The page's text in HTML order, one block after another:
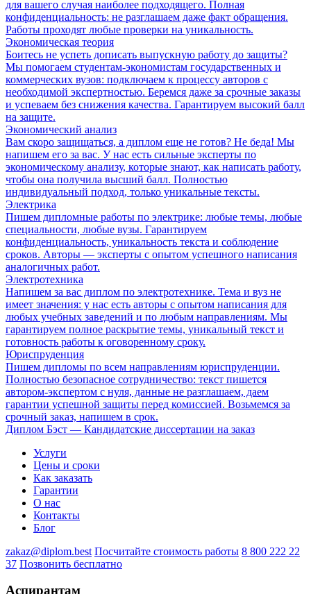
для вашего случая наиболее подходящего. Полная
конфиденциальность: не разглашаем даже факт обращения.
Работы проходят любые проверки на уникальность.
Экономическая теория
Боитесь не успеть дописать выпускную работу до защиты?
Мы помогаем студентам-экономистам государственных и
коммерческих вузов: подключаем к процессу авторов с
необходимой экспертностью. Беремся даже за срочные заказы
и успеваем без снижения качества. Гарантируем высокий балл
на защите.
Экономический анализ
Вам скоро защищаться, а диплом еще не готов? Не беда! Мы
напишем его за вас. У нас есть сильные эксперты по
экономическому анализу, которые знают, как написать работу,
чтобы она получила высший балл. Полностью
индивидуальный подход, только уникальные тексты.
Электрика
Пишем дипломные работы по электрике: любые темы, любые
специальности, любые вузы. Гарантируем
конфиденциальность, уникальность текста и соблюдение
сроков. Авторы — эксперты с опытом успешного написания
аналогичных работ.
Электротехника
Напишем за вас диплом по электротехнике. Тема и вуз не
имеет значения: у нас есть авторы с опытом написания для
любых учебных заведений и по любым направлениям. Мы
гарантируем полное раскрытие темы, уникальный текст и
готовность работы к оговоренному сроку.
Юриспруденция
Пишем дипломы по всем направлениям юриспруденции.
Полностью безопасное сотрудничество: текст пишется
автором-экспертом с нуля, данные не разглашаем, даем
гарантии успешной защиты перед комиссией. Возьмемся за
срочный заказ, напишем в срок.
Диплом Бэст — Кандидатские диссертации на заказ
Услуги
Цены и сроки
Как заказать
Гарантии
О нас
Контакты
Блог
zakaz@diplom.best Посчитайте стоимость работы 8 800 222 22
37 Позвонить бесплатно
Аспирантам